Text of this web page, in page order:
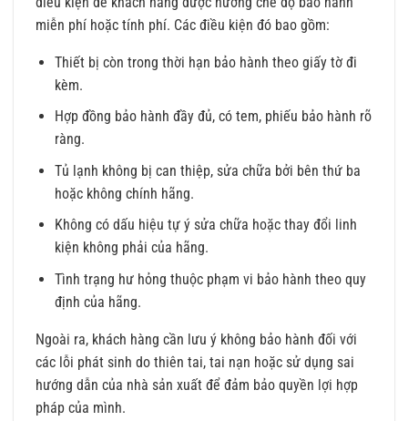
miễn phí hoặc tính phí. Các điều kiện đó bao gồm:
Thiết bị còn trong thời hạn bảo hành theo giấy tờ đi
kèm.
Hợp đồng bảo hành đầy đủ, có tem, phiếu bảo hành rõ
ràng.
Tủ lạnh không bị can thiệp, sửa chữa bởi bên thứ ba
hoặc không chính hãng.
Không có dấu hiệu tự ý sửa chữa hoặc thay đổi linh
kiện không phải của hãng.
Tình trạng hư hỏng thuộc phạm vi bảo hành theo quy
định của hãng.
Ngoài ra, khách hàng cần lưu ý không bảo hành đối với
các lỗi phát sinh do thiên tai, tai nạn hoặc sử dụng sai
hướng dẫn của nhà sản xuất để đảm bảo quyền lợi hợp
pháp của mình.